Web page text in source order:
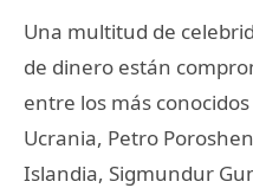
Una multitud de
de dinero están
entre los más
Ucrania, Petro
Islandia, Sigmundur